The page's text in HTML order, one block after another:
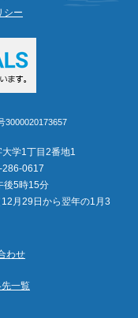
シー
3000020173657
学1丁目2番地1
286-0617
後5時15分
月29日から翌年の1月3
わせ
一覧